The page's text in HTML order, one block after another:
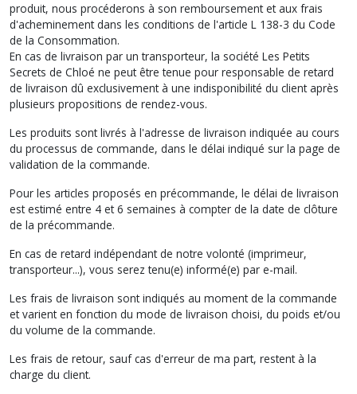
produit, nous procéderons à son remboursement et aux frais
d'acheminement dans les conditions de l'article L 138-3 du Code
de la Consommation.
En cas de livraison par un transporteur, la société Les Petits
Secrets de Chloé ne peut être tenue pour responsable de retard
de livraison dû exclusivement à une indisponibilité du client après
plusieurs propositions de rendez-vous.
Les produits sont livrés à l'adresse de livraison indiquée au cours
du processus de commande, dans le délai indiqué sur la page de
validation de la commande.
Pour les articles proposés en précommande, le délai de livraison
est estimé entre 4 et 6 semaines à compter de la date de clôture
de la précommande.
En cas de retard indépendant de notre volonté (imprimeur,
transporteur...), vous serez tenu(e) informé(e) par e-mail.
Les frais de livraison sont indiqués au moment de la commande
et varient en fonction du mode de livraison choisi, du poids et/ou
du volume de la commande.
Les frais de retour, sauf cas d'erreur de ma part, restent à la
charge du client.